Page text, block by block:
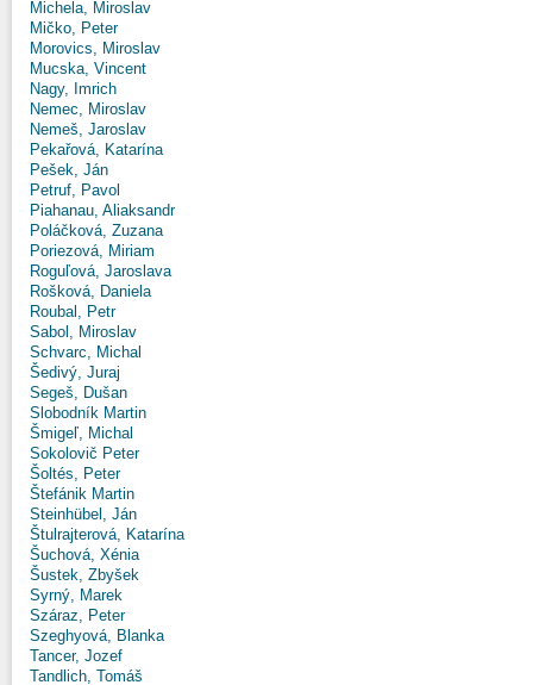
Michela, Miroslav
Mičko, Peter
Morovics, Miroslav
Mucska, Vincent
Nagy, Imrich
Nemec, Miroslav
Nemeš, Jaroslav
Pekařová, Katarína
Pešek, Ján
Petruf, Pavol
Piahanau, Aliaksandr
Poláčková, Zuzana
Poriezová, Miriam
Roguľová, Jaroslava
Rošková, Daniela
Roubal, Petr
Sabol, Miroslav
Schvarc, Michal
Šedivý, Juraj
Segeš, Dušan
Slobodník Martin
Šmigeľ, Michal
Sokolovič Peter
Šoltés, Peter
Štefánik Martin
Steinhübel, Ján
Štulrajterová, Katarína
Šuchová, Xénia
Šustek, Zbyšek
Syrný, Marek
Száraz, Peter
Szeghyová, Blanka
Tancer, Jozef
Tandlich, Tomáš